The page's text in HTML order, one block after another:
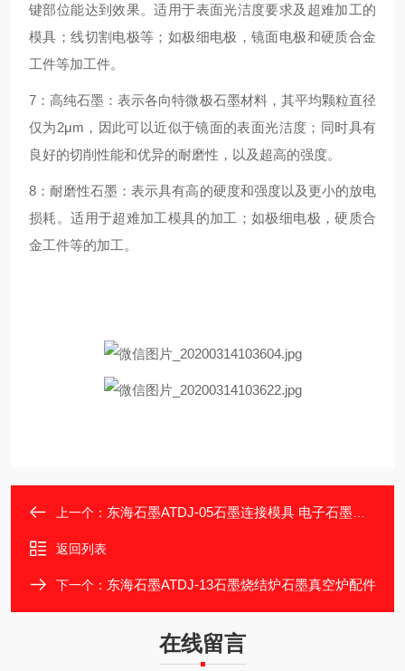
键部位能达到效果。适用于表面光洁度要求及超难加工的
模具；线切割电极等；如极细电极，镜面电极和硬质合金
工件等加工件。
7：高纯石墨：表示各向特微极石墨材料，其平均颗粒直径
仅为2μm，因此可以近似于镜面的表面光洁度；同时具有
良好的切削性能和优异的耐磨性，以及超高的强度。
8：耐磨性石墨：表示具有高的硬度和强度以及更小的放电
损耗。适用于超难加工模具的加工；如极细电极，硬质合
金工件等的加工。
上一个： 东海石墨ATDJ-05石墨连接模具 电子石墨模具
返回列表
下一个： 东海石墨ATDJ-13石墨烧结炉石墨真空炉配件
在线留言